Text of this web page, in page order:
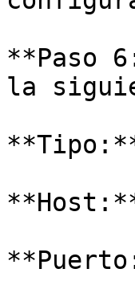
**Paso
la
**Tipo:**